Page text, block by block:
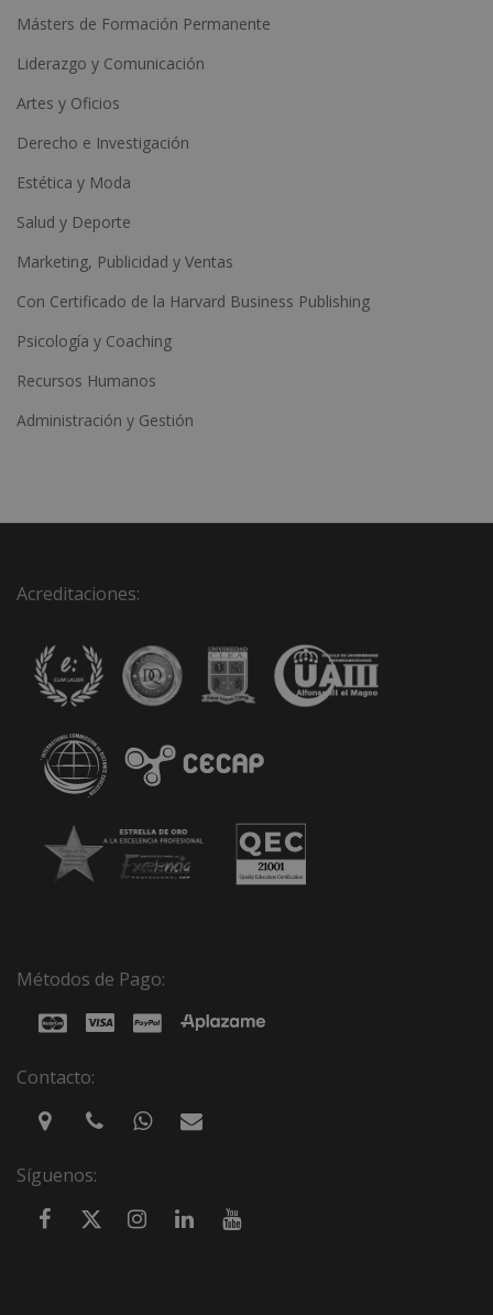
Másters de Formación Permanente
Liderazgo y Comunicación
Artes y Oficios
Derecho e Investigación
Estética y Moda
Salud y Deporte
Marketing, Publicidad y Ventas
Con Certificado de la Harvard Business Publishing
Psicología y Coaching
Recursos Humanos
Administración y Gestión
Acreditaciones:
Métodos de Pago:
Contacto:
Síguenos: